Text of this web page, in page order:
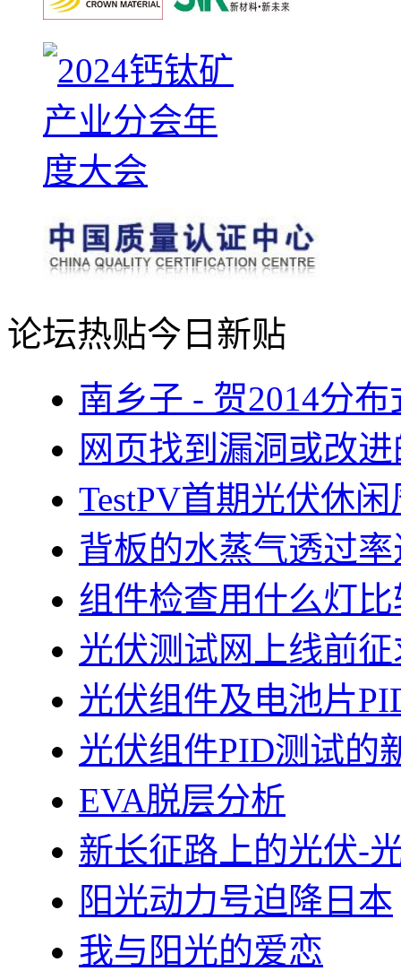
论坛热贴今日新贴
南乡子 - 贺2014分
网页找到漏洞或改
TestPV首期光伏休
背板的水蒸气透过
组件检查用什么灯
光伏测试网上线前
光伏组件及电池片
光伏组件PID测试的
EVA脱层分析
新长征路上的光伏-
阳光动力号迫降日本
我与阳光的爱恋